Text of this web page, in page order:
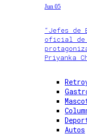
Jun 05
“Jefes de
oficial de
Priyanka
Autos